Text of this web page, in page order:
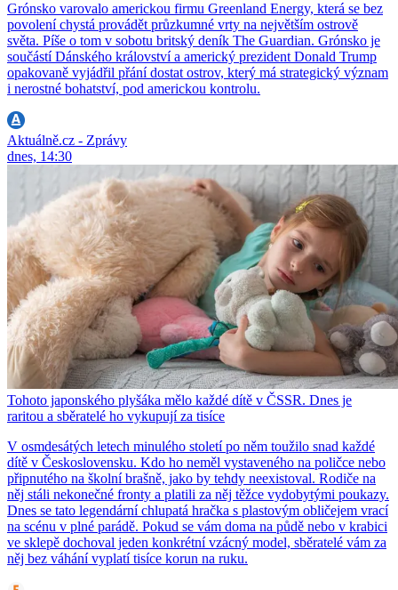
Grónsko varovalo americkou firmu Greenland Energy, která se bez
povolení chystá provádět průzkumné vrty na největším ostrově
světa. Píše o tom v sobotu britský deník The Guardian. Grónsko je
součástí Dánského království a americký prezident Donald Trump
opakovaně vyjádřil přání dostat ostrov, který má strategický význam
i nerostné bohatství, pod americkou kontrolu.
Aktuálně.cz - Zprávy
dnes, 14:30
Tohoto japonského plyšáka mělo každé dítě v ČSSR. Dnes je
raritou a sběratelé ho vykupují za tisíce
V osmdesátých letech minulého století po něm toužilo snad každé
dítě v Československu. Kdo ho neměl vystaveného na poličce nebo
připnutého na školní brašně, jako by tehdy neexistoval. Rodiče na
něj stáli nekonečné fronty a platili za něj těžce vydobytými poukazy.
Dnes se tato legendární chlupatá hračka s plastovým obličejem vrací
na scénu v plné parádě. Pokud se vám doma na půdě nebo v krabici
ve sklepě dochoval jeden konkrétní vzácný model, sběratelé vám za
něj bez váhání vyplatí tisíce korun na ruku.